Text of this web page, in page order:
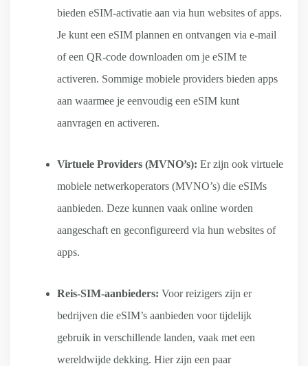
bieden eSIM-activatie aan via hun websites of apps.
Je kunt een eSIM plannen en ontvangen via e-mail
of een QR-code downloaden om je eSIM te
activeren. Sommige mobiele providers bieden apps
aan waarmee je eenvoudig een eSIM kunt
aanvragen en activeren.
Virtuele Providers (MVNO’s): Er zijn ook virtuele
mobiele netwerkoperators (MVNO’s) die eSIMs
aanbieden. Deze kunnen vaak online worden
aangeschaft en geconfigureerd via hun websites of
apps.
Reis-SIM-aanbieders: Voor reizigers zijn er
bedrijven die eSIM’s aanbieden voor tijdelijk
gebruik in verschillende landen, vaak met een
wereldwijde dekking. Hier zijn een paar